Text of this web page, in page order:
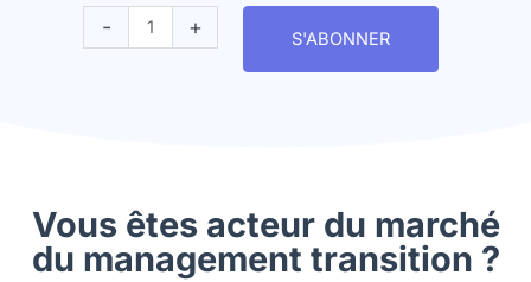
- + S'ABONNER
Vous êtes acteur du marché
du management transition ?